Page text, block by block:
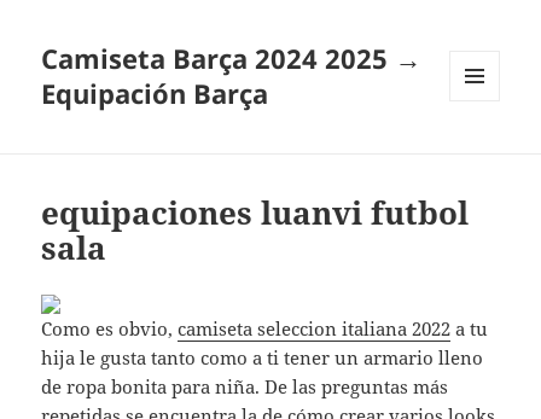
Camiseta Barça 2024 2025 →
Equipación Barça
equipaciones luanvi futbol
sala
Como es obvio,camiseta seleccion italiana 2022 a tu
hija le gusta tanto como a ti tener un armario lleno
de ropa bonita para niña. De las preguntas más